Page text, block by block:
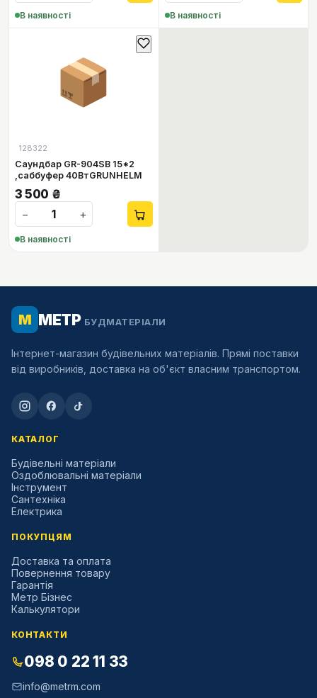
В наявності В наявності
📦
128322
Саундбар GR-904SB 15*2
,саббуфер 40ВтGRUNHELM
3 500 ₴
−
+
В наявності
М МЕТР БУДМАТЕРІАЛИ
Інтернет-магазин будівельних матеріалів. Прямі поставки
від виробників, доставка на об'єкт власним транспортом.
КАТАЛОГ
Будівельні матеріали
Оздоблювальні матеріали
Інструмент
Сантехніка
Електрика
ПОКУПЦЯМ
Доставка та оплата
Повернення товару
Гарантія
Метр Бізнес
Калькулятори
КОНТАКТИ
098 0 22 11 33
info@metrm.com